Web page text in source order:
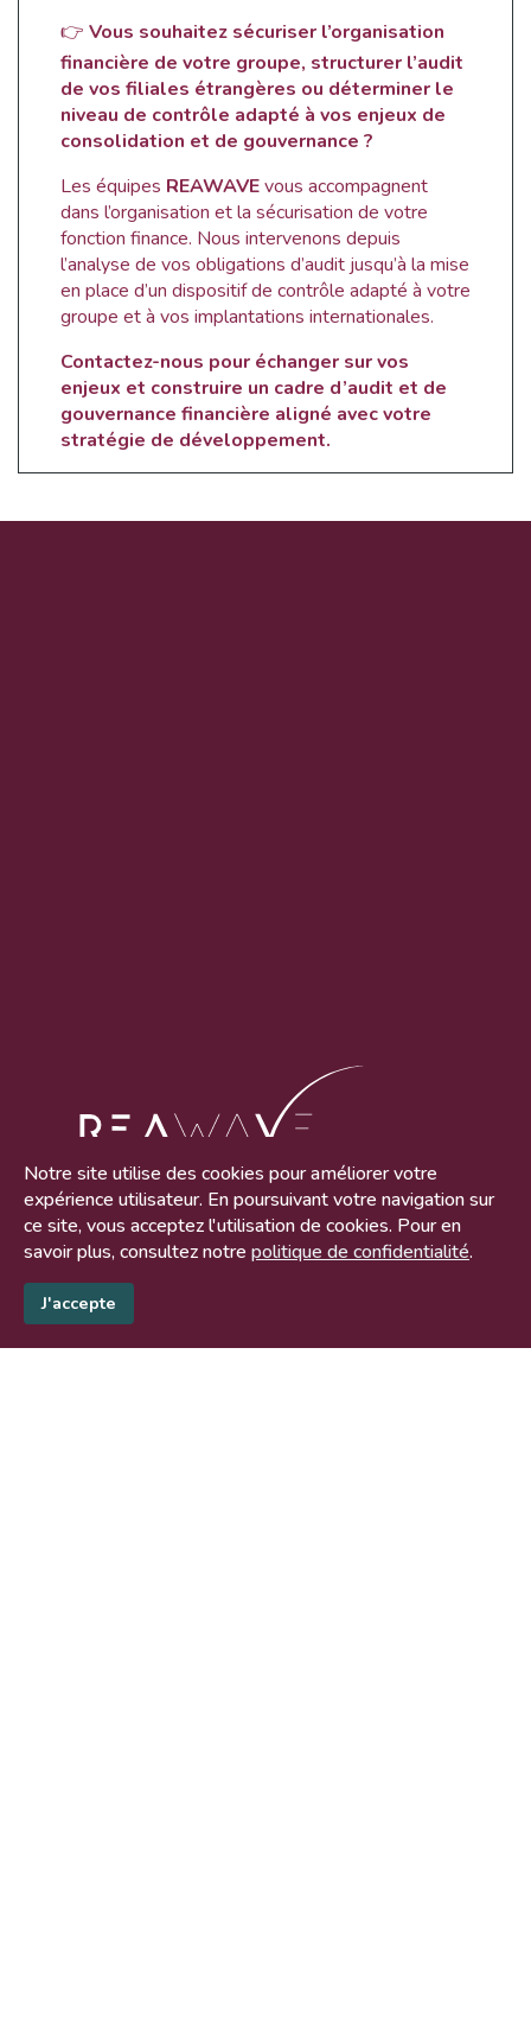
👉 Vous souhaitez sécuriser l’organisation
financière de votre groupe, structurer l’audit
de vos filiales étrangères ou déterminer le
niveau de contrôle adapté à vos enjeux de
consolidation et de gouvernance ?
Les équipes REAWAVEvous accompagnent
dans l’organisation et la sécurisation de votre
fonction finance. Nous intervenons depuis
l’analyse de vos obligations d’audit jusqu’à la mise
en place d’un dispositif de contrôle adapté à votre
groupe et à vos implantations internationales.
Contactez-nous pour échanger sur vos
enjeux et construire un cadre d’audit et de
gouvernance financière aligné avec votre
stratégie de développement.
Nous contacter
contact@reawave.fr
Notre site utilise des cookies pour améliorer votre
expérience utilisateur. En poursuivant votre navigation sur
ce site, vous acceptez l'utilisation de cookies. Pour en
savoir plus, consultez notre politique de confidentialité.
J'accepte